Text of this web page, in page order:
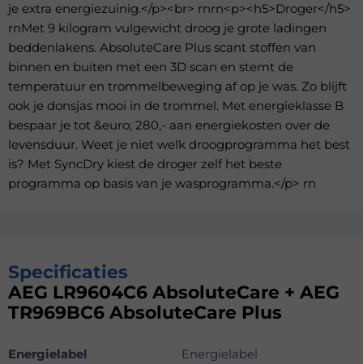
je extra energiezuinig.</p><br> rnrn<p><h5>Droger</h5>
rnMet 9 kilogram vulgewicht droog je grote ladingen
beddenlakens. AbsoluteCare Plus scant stoffen van
binnen en buiten met een 3D scan en stemt de
temperatuur en trommelbeweging af op je was. Zo blijft
ook je donsjas mooi in de trommel. Met energieklasse B
bespaar je tot &euro; 280,- aan energiekosten over de
levensduur. Weet je niet welk droogprogramma het best
is? Met SyncDry kiest de droger zelf het beste
programma op basis van je wasprogramma.</p> rn
Specificaties
AEG LR9604C6 AbsoluteCare + AEG
TR969BC6 AbsoluteCare Plus
Energielabel Energielabel